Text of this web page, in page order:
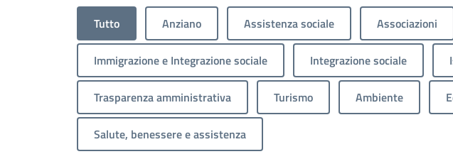
Tutto Anziano Assistenza sociale Associazioni
Immigrazione e Integrazione sociale Integrazione sociale
Trasparenza amministrativa Turismo Ambiente
Salute, benessere e assistenza